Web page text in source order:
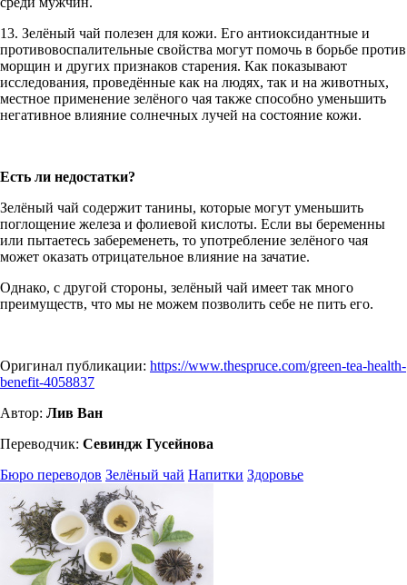
13. Зелёный чай полезен для кожи. Его антиоксидантные и
противовоспалительные свойства могут помочь в борьбе против
морщин и других признаков старения. Как показывают
исследования, проведённые как на людях, так и на животных,
местное применение зелёного чая также способно уменьшить
негативное влияние солнечных лучей на состояние кожи.
Есть ли недостатки?
Зелёный чай содержит танины, которые могут уменьшить
поглощение железа и фолиевой кислоты. Если вы беременны
или пытаетесь забеременеть, то употребление зелёного чая
может оказать отрицательное влияние на зачатие.
Однако, с другой стороны, зелёный чай имеет так много
преимуществ, что мы не можем позволить себе не пить его.
Оригинал публикации: https://www.thespruce.com/green-tea-health-
benefit-4058837
Автор: Лив Ван
Переводчик: Севиндж Гусейнова
Бюро переводов Зелёный чай Напитки Здоровье